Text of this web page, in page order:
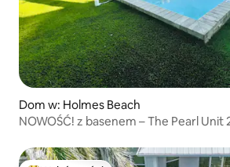
Dom w: Holmes Beach
NOWOŚĆ! z basenem – The Pearl Unit